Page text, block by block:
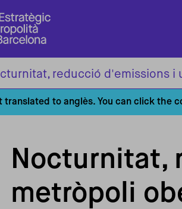
reducció d'emissions i
translated to anglès. You can click the
Nocturnitat,
metròpoli